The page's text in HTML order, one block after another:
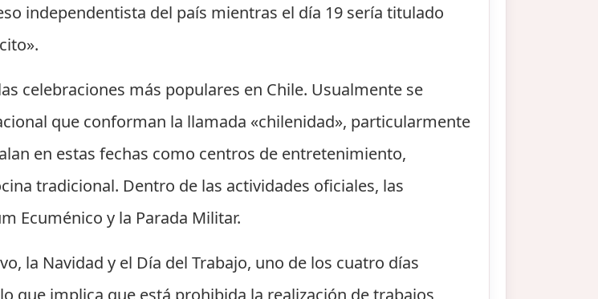
independentista del país mientras el día 19 sería titulado
celebraciones más populares en Chile. Usualmente se
que conforman la llamada «chilenidad», particularmente
en estas fechas como centros de entretenimiento,
tradicional. Dentro de las actividades oficiales, las
Ecuménico y la Parada Militar.
la Navidad y el Día del Trabajo, uno de los cuatro días
que implica que está prohibida la realización de trabajos